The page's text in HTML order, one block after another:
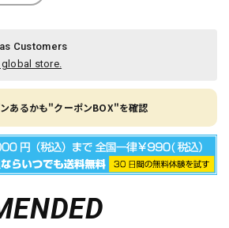
Customers
store.
あるかも"クーポンBOX"を確認